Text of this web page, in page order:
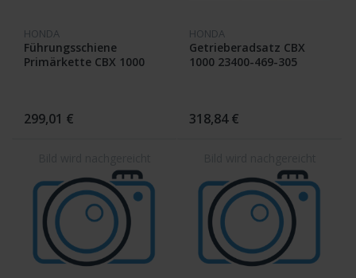
HONDA
Führungsschiene
Primärkette CBX 1000
299,01 €
HONDA
Getrieberadsatz CBX
1000 23400-469-305
318,84 €